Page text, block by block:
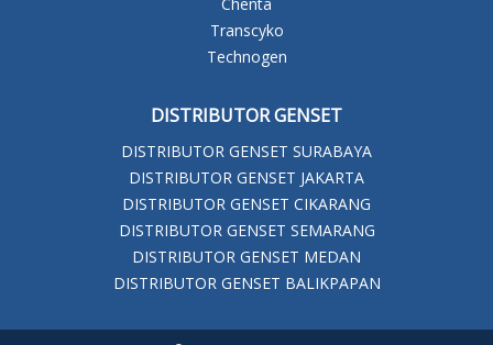
Chenta
Transcyko
Technogen
DISTRIBUTOR GENSET
DISTRIBUTOR GENSET SURABAYA
DISTRIBUTOR GENSET JAKARTA
DISTRIBUTOR GENSET CIKARANG
DISTRIBUTOR GENSET SEMARANG
DISTRIBUTOR GENSET MEDAN
DISTRIBUTOR GENSET BALIKPAPAN